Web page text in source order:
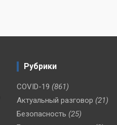
Рубрики
COVID-19 (861)
Актуальный разговор (21)
Безопасность (25)